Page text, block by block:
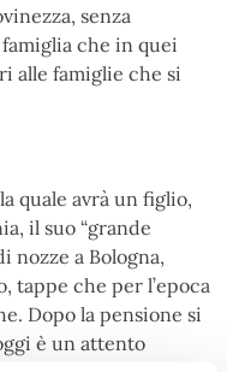
senza
che in quei
alle famiglie che si
quale avrà un figlio,
il suo “grande
nozze a Bologna,
tappe che per l’epoca
Dopo la pensione si
è un attento